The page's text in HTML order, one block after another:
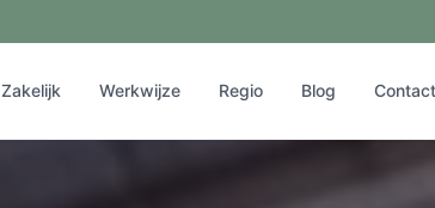
Zakelijk Werkwijze Regio Blog